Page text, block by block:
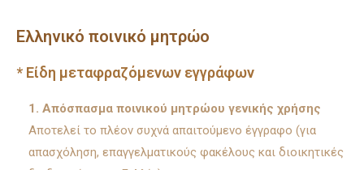
Ελληνικό ποινικό μητρώο
* Είδη μεταφραζόμενων εγγράφων
1. Απόσπασμα ποινικού μητρώου γενικής χρήσης
Αποτελεί το πλέον συχνά απαιτούμενο έγγραφο (για
απασχόληση, επαγγελματικούς φακέλους και διοικητικές